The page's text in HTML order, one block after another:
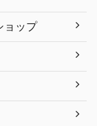
ョップ